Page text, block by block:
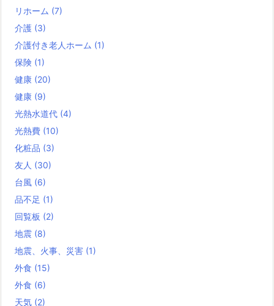
リホーム (7)
介護 (3)
介護付き老人ホーム (1)
保険 (1)
健康 (20)
健康 (9)
光熱水道代 (4)
光熱費 (10)
化粧品 (3)
友人 (30)
台風 (6)
品不足 (1)
回覧板 (2)
地震 (8)
地震、火事、災害 (1)
外食 (15)
外食 (6)
天気 (2)